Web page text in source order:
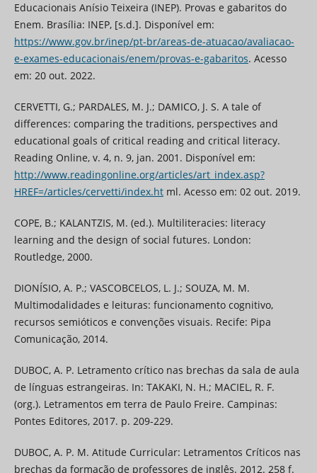
Educacionais Anísio Teixeira (INEP). Provas e gabaritos do
Enem. Brasília: INEP, [s.d.]. Disponível em:
https://www.gov.br/inep/pt-br/areas-de-atuacao/avaliacao-
e-exames-educacionais/enem/provas-e-gabaritos. Acesso
em: 20 out. 2022.
CERVETTI, G.; PARDALES, M. J.; DAMICO, J. S. A tale of
differences: comparing the traditions, perspectives and
educational goals of critical reading and critical literacy.
Reading Online, v. 4, n. 9, jan. 2001. Disponível em:
http://www.readingonline.org/articles/art_index.asp?
HREF=/articles/cervetti/index.html. Acesso em: 02 out. 2019.
COPE, B.; KALANTZIS, M. (ed.). Multiliteracies: literacy
learning and the design of social futures. London:
Routledge, 2000.
DIONÍSIO, A. P.; VASCOBCELOS, L. J.; SOUZA, M. M.
Multimodalidades e leituras: funcionamento cognitivo,
recursos semióticos e convenções visuais. Recife: Pipa
Comunicação, 2014.
DUBOC, A. P. Letramento crítico nas brechas da sala de aula
de línguas estrangeiras. In: TAKAKI, N. H.; MACIEL, R. F.
(org.). Letramentos em terra de Paulo Freire. Campinas:
Pontes Editores, 2017. p. 209-229.
DUBOC, A. P. M. Atitude Curricular: Letramentos Críticos nas
brechas da formação de professores de inglês. 2012. 258 f.